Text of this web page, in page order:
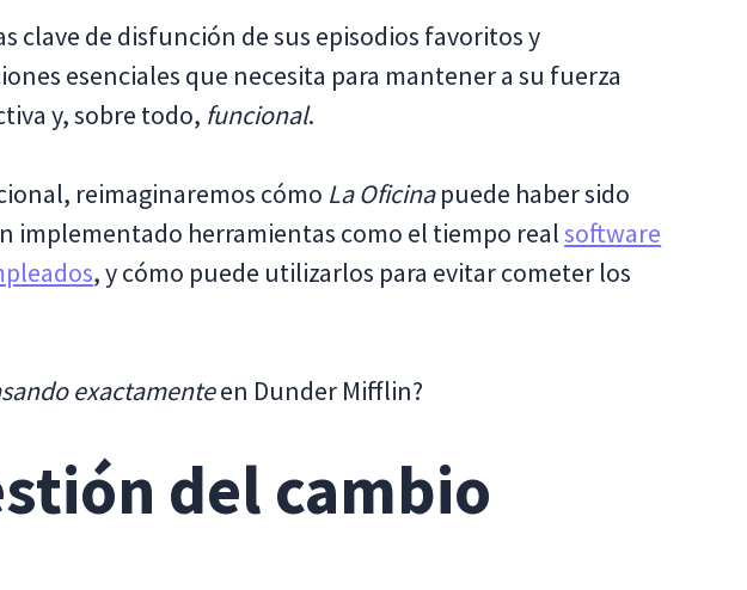
clave de disfunción de sus episodios favoritos y
esenciales que necesita para mantener a su fuerza
y, sobre todo, funcional.
reimaginaremos cómo La Oficinapuede haber sido
implementado herramientas como el tiempo realsoftware
, y cómo puede utilizarlos para evitar cometer los
exactamenteen Dunder Mifflin?
del cambio